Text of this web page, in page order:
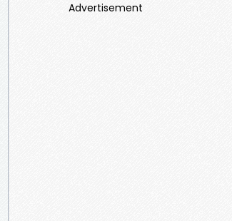
Advertisement